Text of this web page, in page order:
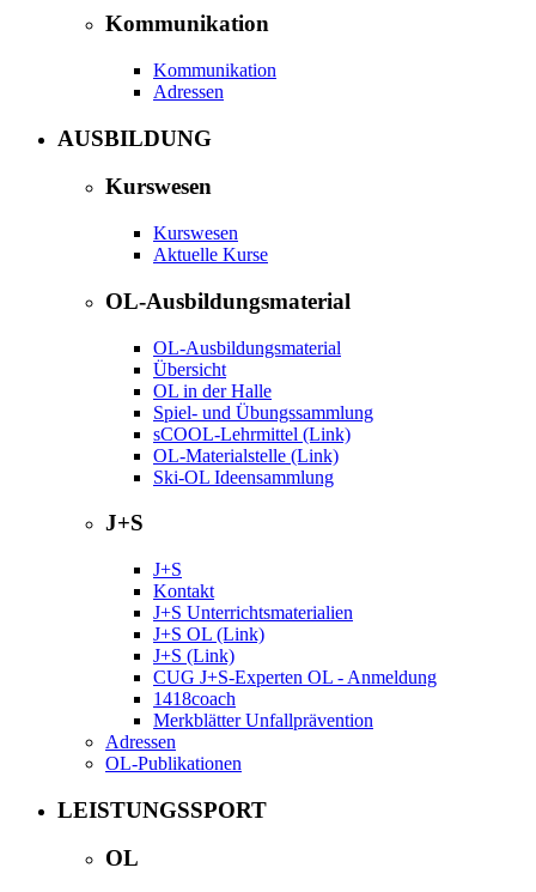
Kommunikation
Kommunikation
Adressen
AUSBILDUNG
Kurswesen
Kurswesen
Aktuelle Kurse
OL-Ausbildungsmaterial
OL-Ausbildungsmaterial
Übersicht
OL in der Halle
Spiel- und Übungssammlung
sCOOL-Lehrmittel (Link)
OL-Materialstelle (Link)
Ski-OL Ideensammlung
J+S
J+S
Kontakt
J+S Unterrichtsmaterialien
J+S OL (Link)
J+S (Link)
CUG J+S-Experten OL - Anmeldung
1418coach
Merkblätter Unfallprävention
Adressen
OL-Publikationen
LEISTUNGSSPORT
OL